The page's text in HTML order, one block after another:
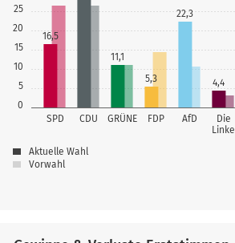
0
5
10
15
20
25
SPD CDU GRÜNE FDP AfD
Die
Linke
16,5
11,1
5,3
22,3
4,4
Aktuelle Wahl
Vorwahl